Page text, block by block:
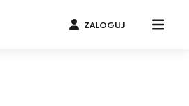
ZALOGUJ